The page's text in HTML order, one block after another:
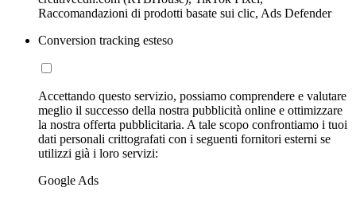
Raccomandazioni di prodotti basate sui clic, Ads Defender
Conversion tracking esteso
Accettando questo servizio, possiamo comprendere e valutare
meglio il successo della nostra pubblicità online e ottimizzare
la nostra offerta pubblicitaria. A tale scopo confrontiamo i tuoi
dati personali crittografati con i seguenti fornitori esterni se
utilizzi già i loro servizi:
Google Ads